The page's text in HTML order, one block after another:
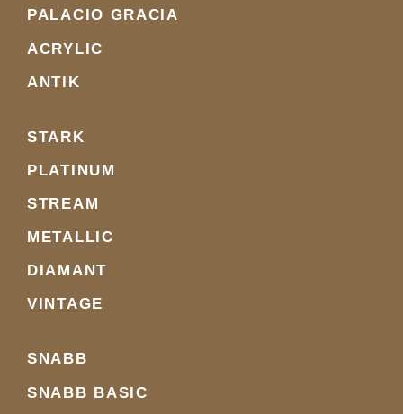
PALACIO GRACIA
ACRYLIC
ANTIK
STARK
PLATINUM
STREAM
METALLIC
DIAMANT
VINTAGE
SNABB
SNABB BASIC